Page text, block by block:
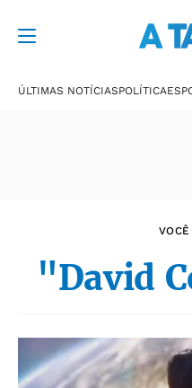
ÚLTIMAS NOTÍCIASPOLÍTICA
"David